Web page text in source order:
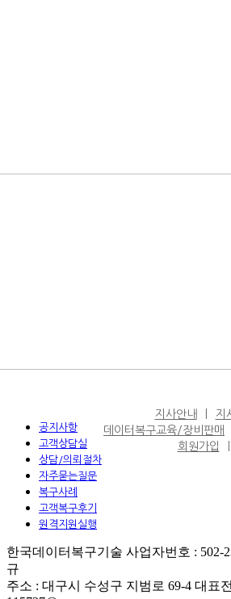
공지사항
고객상담실
상담/의뢰절차
자주묻는질문
복구사례
고객복구후기
원격지원실행
지사안내
지
데이터복구교육/장비판매
회원가입
한국데이터복구기술 사업자번호 : 502-
규
주소 : 대구시 수성구 지범로 69-4 대표